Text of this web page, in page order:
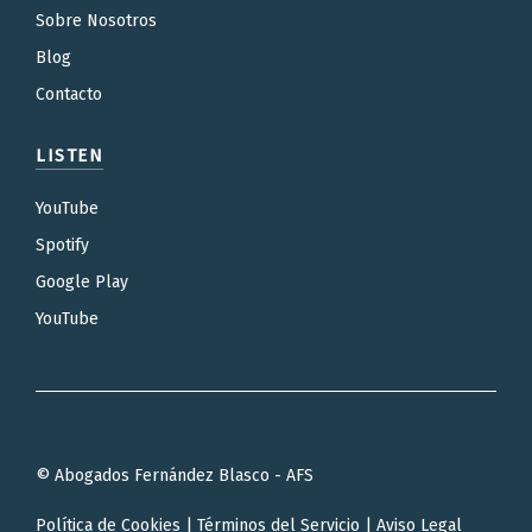
Sobre Nosotros
Blog
Contacto
LISTEN
YouTube
Spotify
Google Play
YouTube
© Abogados Fernández Blasco - AFS
Política de Cookies Términos del Servicio Aviso Legal